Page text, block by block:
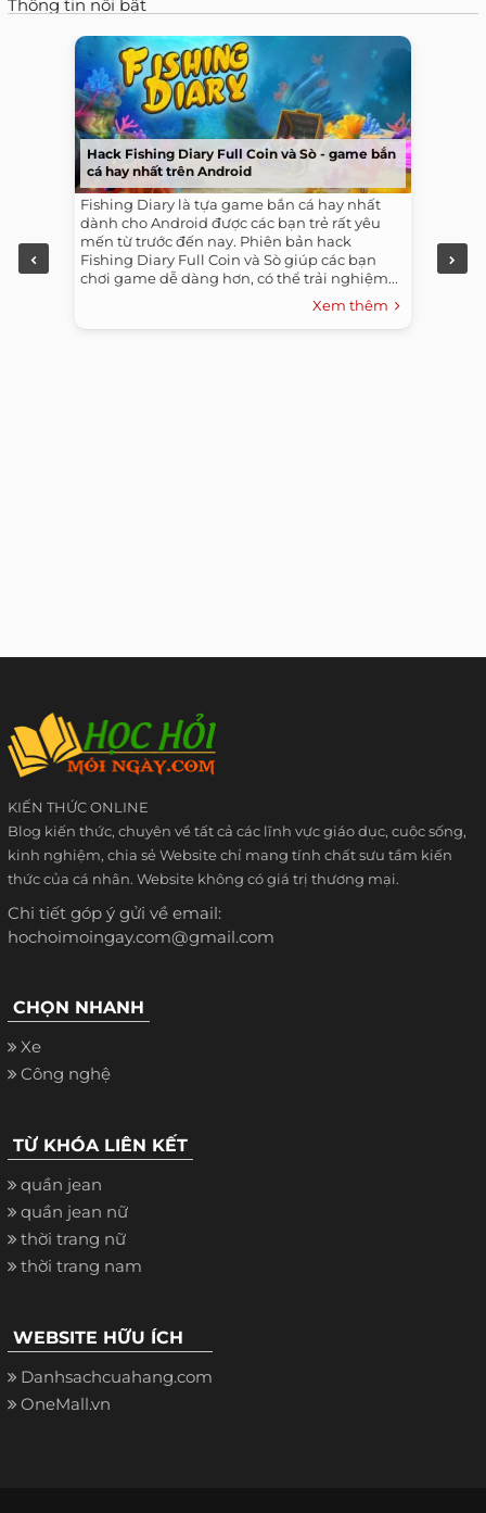
Thông tin nổi bật
Hack Fishing Diary Full Coin và Sò - game bắn
cá hay nhất trên Android
Fishing Diary là tựa game bắn cá hay nhất
dành cho Android được các bạn trẻ rất yêu
mến từ trước đến nay. Phiên bản hack
Fishing Diary Full Coin và Sò giúp các bạn
chơi game dễ dàng hơn, có thể trải nghiệm...
Xem thêm
KIẾN THỨC ONLINE
Blog kiến thức, chuyên về tất cả các lĩnh vực giáo dục, cuộc sống,
kinh nghiệm, chia sẻ Website chỉ mang tính chất sưu tầm kiến
thức của cá nhân. Website không có giá trị thương mại.
Chi tiết góp ý gửi về email:
hochoimoingay.com@gmail.com
CHỌN NHANH
Xe
Công nghệ
TỪ KHÓA LIÊN KẾT
quần jean
quần jean nữ
thời trang nữ
thời trang nam
WEBSITE HỮU ÍCH
Danhsachcuahang.com
OneMall.vn